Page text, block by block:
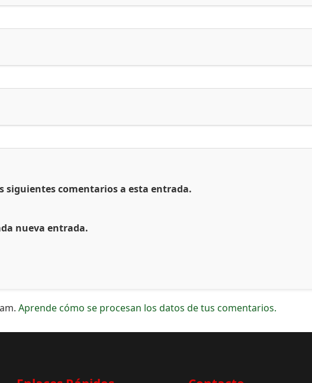
siguientes comentarios a esta entrada.
nueva entrada.
Aprende cómo se procesan los datos de tus comentarios.